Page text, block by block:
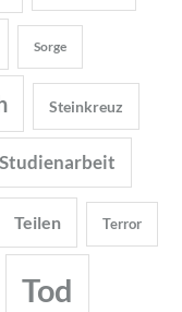
Sorge
Steinkreuz
Studienarbeit
Teilen Terror
Tod